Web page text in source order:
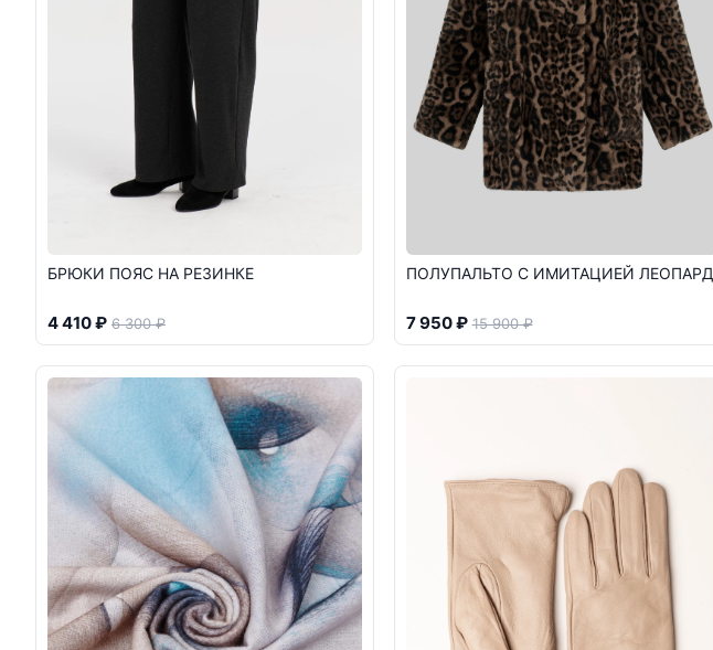
БРЮКИ ПОЯС НА РЕЗИНКЕ
4 410 ₽ 6 300 ₽
ПОЛУПАЛЬТО С ИМИТАЦИЕЙ ЛЕОПАРД
7 950 ₽ 15 900 ₽